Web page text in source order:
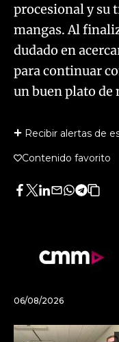
procesional y su
mangas. Al
dudado en
para continuar
un buen plato de
Recibir alertas de
Contenido favorito
Facebook
Twitter
LinkedIn
Enviar
Whatsapp
Telegram
Copiar
06/08/2026